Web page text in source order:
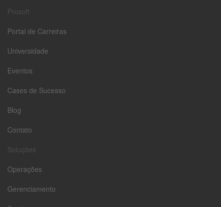
Prosoft
Portal de Carreiras
Universidade
Eventos
Cases de Sucesso
Blog
Contato
Soluções
Operações
Gerenciamento